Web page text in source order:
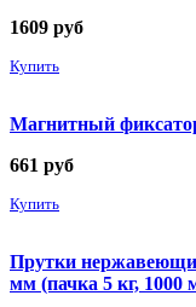
1609 руб
Купить
Магнитный
661 руб
Купить
Прутки
мм (пачка 5 кг,